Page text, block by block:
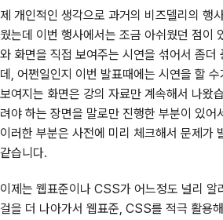
제 개인적인 생각으로 과거의 비즈델리의 행
웠는데 이번 행사에서는 조금 아쉬웠던 점이
와 화면을 직접 보여주는 시연을 섞어서 좀더
데, 어쩐일인지 이번 발표때에는 시연을 할
보여지는 화면은 강의 자료만 계속해서 나왔
려야 하는 장면을 말로만 진행한 부분이 있어
이러한 부분은 사전에 미리 체크해서 문제가
같습니다.
이제는 웹표준이나 CSS가 어느정도 널리 알
걸을 더 나아가서 웹표준, CSS를 적극 활용